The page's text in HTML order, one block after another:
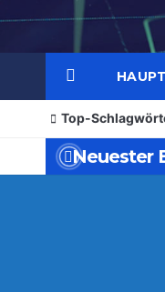
Top-
Neuester